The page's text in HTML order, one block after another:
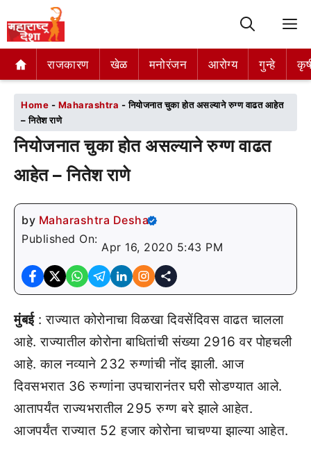
राजकारण खेळ मनोरंजन आरोग्य गुन्हे
राजकारण खेळ मनोरंजन आरोग्य गुन्हे
Home - Maharashtra -नियोजनात चुका होत असल्याने रुग्ण वाढत आहेत
– नितेश राणे
नियोजनात चुका होत असल्याने रुग्ण वाढत
आहेत – नितेश राणे
by Maharashtra Desha
Published On:
Apr 16, 2020 5:43 PM
मुंबई: राज्यात कोरोनाचा विळखा दिवसेंदिवस वाढत चालला
आहे. राज्यातील कोरोना बाधितांची संख्या 2916 वर पोहचली
आहे. काल नव्याने 232 रुग्णांची नोंद झाली. आज
दिवसभरात 36 रुग्णांना उपचारानंतर घरी सोडण्यात आले.
आतापर्यंत राज्यभरातील 295 रुग्ण बरे झाले आहेत.
आजपर्यंत राज्यात 52 हजार कोरोना चाचण्या झाल्या आहेत.